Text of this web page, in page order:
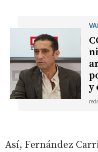
y
Así, Fernández